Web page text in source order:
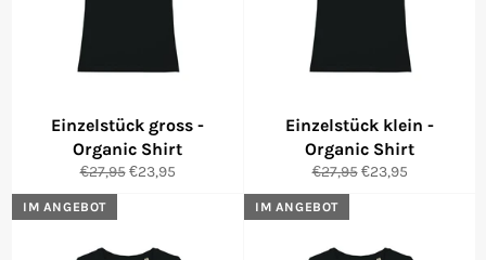
Einzelstück gross -
Organic Shirt
Normaler
Preis
€27,95 Sonderpreis
€23,95
Einzelstück klein -
Organic Shirt
Normaler
Preis
€27,95 Sonderpreis
€23,95
IM ANGEBOT IM ANGEBOT